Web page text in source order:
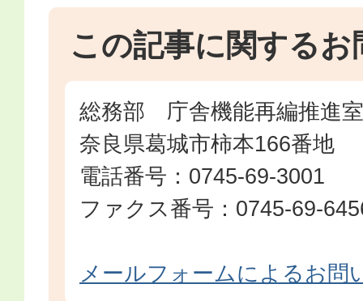
この記事に関するお
総務部 庁舎機能再編推進室
奈良県葛城市柿本166番地
電話番号：0745-69-3001
ファクス番号：0745-69-
メールフォームによるお問